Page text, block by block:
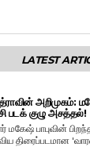
LATEST
அறிமுகம்:
படக் குழு அசத்தல்!
மகேஷ் பாபுவின்
திரைப்படமான